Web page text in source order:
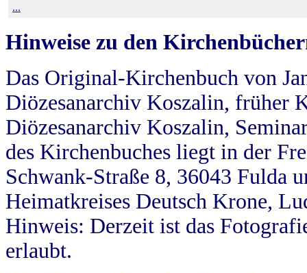
...
Hinweise zu den
Das Original-Kirchenbuch von
Diözesanarchiv Koszalin, früher
Diözesanarchiv Koszalin,
des Kirchenbuches liegt in der
Schwank-Straße 8, 36043 Fulda
Heimatkreises Deutsch Krone,
Hinweis: Derzeit ist das
erlaubt.